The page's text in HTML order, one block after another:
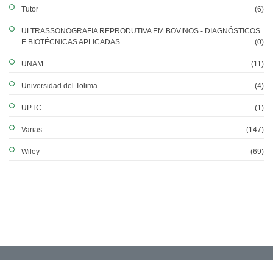
Tutor (6)
ULTRASSONOGRAFIA REPRODUTIVA EM BOVINOS - DIAGNÓSTICOS
E BIOTÉCNICAS APLICADAS
(0)
UNAM (11)
Universidad del Tolima (4)
UPTC (1)
Varias (147)
Wiley (69)